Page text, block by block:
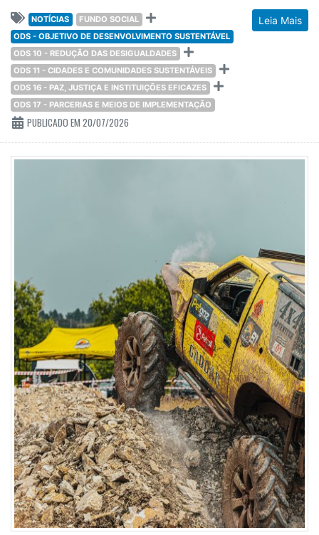
Leia Mais
NOTÍCIAS
FUNDO SOCIAL
ODS - OBJETIVO DE DESENVOLVIMENTO SUSTENTÁVEL
ODS 10 - REDUÇÃO DAS DESIGUALDADES
ODS 11 - CIDADES E COMUNIDADES SUSTENTÁVEIS
ODS 16 - PAZ, JUSTIÇA E INSTITUIÇÕES EFICAZES
ODS 17 - PARCERIAS E MEIOS DE IMPLEMENTAÇÃO
PUBLICADO EM 20/07/2026